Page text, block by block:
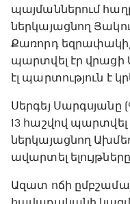
պայմաններում
ներկայացնող
Քառորդ
պարտվել էր վրացի
էլ պարտություն է
Սերգեյ Սարգսյանը
13 հաշվով պարտվել
ներկայացնող
ավարտել
Ազատ ոճի